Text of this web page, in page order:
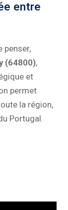
entre
penser,
(64800),
et
permet
la région,
Portugal.